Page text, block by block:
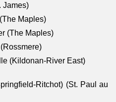
James)
Maples)
(The Maples)
(Kildonan-River East)
Ritchot) (St. Paul au